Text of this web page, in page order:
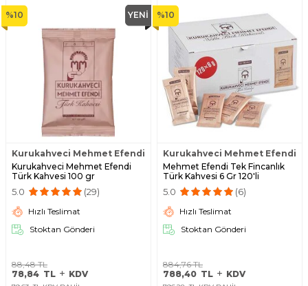
%10 YENI
Kurukahveci Mehmet Efendi
Kurukahveci Mehmet Efendi
Türk Kahvesi 100 gr
5.0 (29)
Hızlı Teslimat
Stoktan Gönderi
88,48TL
78,84 TL KDV
%10
Kurukahveci Mehmet Efendi
Mehmet Efendi Tek Fincanlık
Türk Kahvesi 6 Gr 120'li
5.0 (6)
Hızlı Teslimat
Stoktan Gönderi
884,76TL
788,40 TL KDV